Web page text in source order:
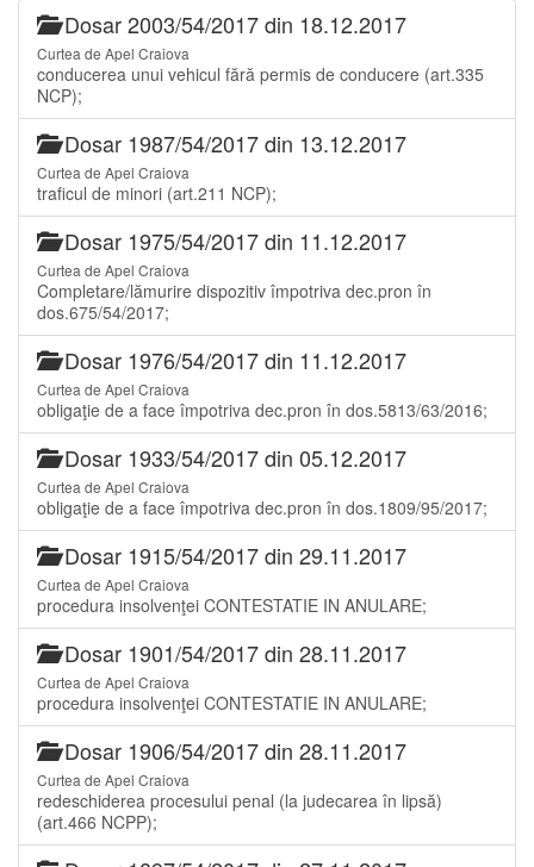
Dosar 2003/54/2017 din 18.12.2017
Curtea de Apel Craiova
conducerea unui vehicul fără permis de conducere (art.335
NCP);
Dosar 1987/54/2017 din 13.12.2017
Curtea de Apel Craiova
traficul de minori (art.211 NCP);
Dosar 1975/54/2017 din 11.12.2017
Curtea de Apel Craiova
Completare/lămurire dispozitiv împotriva dec.pron în
dos.675/54/2017;
Dosar 1976/54/2017 din 11.12.2017
Curtea de Apel Craiova
obligaţie de a face împotriva dec.pron în dos.5813/63/2016;
Dosar 1933/54/2017 din 05.12.2017
Curtea de Apel Craiova
obligaţie de a face împotriva dec.pron în dos.1809/95/2017;
Dosar 1915/54/2017 din 29.11.2017
Curtea de Apel Craiova
procedura insolvenţei CONTESTATIE IN ANULARE;
Dosar 1901/54/2017 din 28.11.2017
Curtea de Apel Craiova
procedura insolvenţei CONTESTATIE IN ANULARE;
Dosar 1906/54/2017 din 28.11.2017
Curtea de Apel Craiova
redeschiderea procesului penal (la judecarea în lipsă)
(art.466 NCPP);